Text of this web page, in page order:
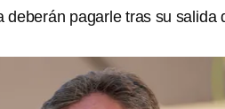
pagarle tras su salida